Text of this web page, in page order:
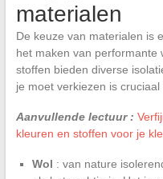
materialen
De keuze van materialen is
het maken van performante
stoffen bieden diverse
je moet verkiezen is
Aanvullende lectuur :
kleuren en stoffen voor je
Wol : van nature